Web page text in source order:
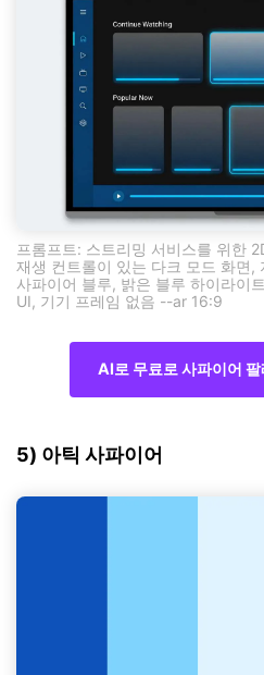
프롬프트: 스트리밍 서비스를 위한
재생 컨트롤이 있는 다크 모드 화면,
사파이어 블루, 밝은 블루 하이라이
UI, 기기 프레임 없음 --ar 16:9
AI로 무료로 사파이어
5) 아틱 사파이어